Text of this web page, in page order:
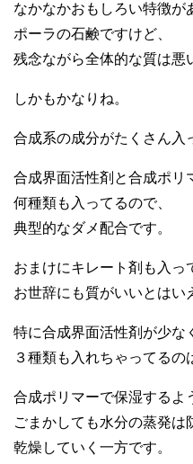
なかなかおもしろい特徴が
ポーラの石鹸ですけど、
残念ながら全体的な質は悪
しかもかなりね。
合成系の成分がたくさん入
合成界面活性剤と合成ポリ
何種類も入ってるので、
典型的なダメ配合です。
おまけにキレート剤も入っ
お世辞にも質がいいとはい
特に合成界面活性剤が少な
３種類も入れちゃってるの
合成ポリマーで保湿するよ
ごまかしても水分の蒸発は
乾燥していく一方です。